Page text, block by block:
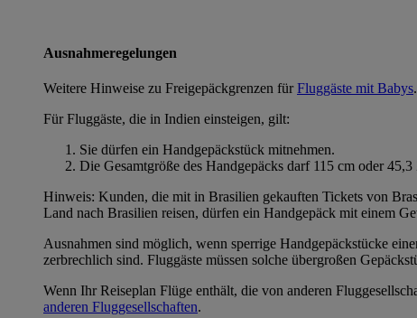
Ausnahmeregelungen
Weitere Hinweise zu Freigepäckgrenzen fürFluggäste mit Babys.
Für Fluggäste, die in Indien einsteigen, gilt:
Sie dürfen ein Handgepäckstück mitnehmen.
Die Gesamtgröße des Handgepäcks darf 115 cm oder
Hinweis: Kunden, die mit in Brasilien gekauften Tickets von
Land nach Brasilien reisen, dürfen ein Handgepäck mit einem
Ausnahmen sind möglich, wenn sperrige Handgepäckstücke
zerbrechlich sind. Fluggäste müssen solche übergroßen
Wenn Ihr Reiseplan Flüge enthält, die von anderen
anderen Fluggesellschaften.